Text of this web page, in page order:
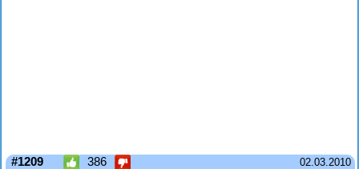
02.03.2010
#1209 386